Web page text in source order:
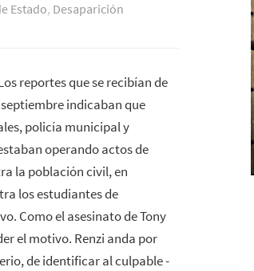
Estado, Desaparición
reportes que se recibían de
septiembre indicaban que
policía municipal y
operando actos de
la población civil, en
los estudiantes de
Como el asesinato de Tony
el motivo. Renzi anda por
de identificar al culpable -